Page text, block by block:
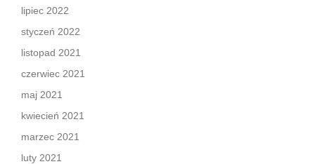
lipiec 2022
styczeń 2022
listopad 2021
czerwiec 2021
maj 2021
kwiecień 2021
marzec 2021
luty 2021